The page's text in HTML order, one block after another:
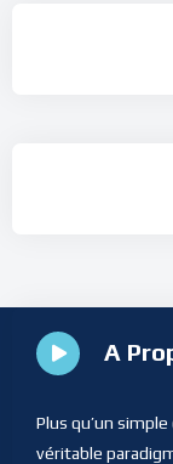
A
Plus qu’un
véritable